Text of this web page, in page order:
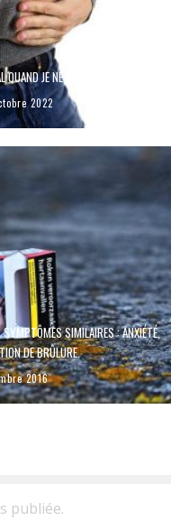
JE NE MANGE PAS ?
2022
SYMPTÔMES SIMILAIRES : ANXIÉTÉ,
DE BRÛLURE.
2016
publiée.